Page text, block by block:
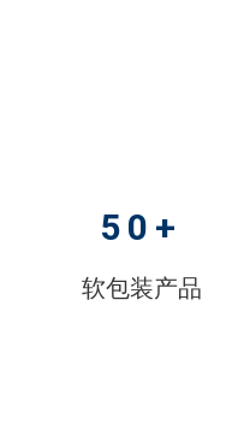
软包装产品
50 +